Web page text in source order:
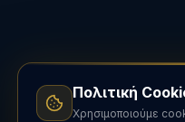
Πολιτική
Χρησιμοποιούμε